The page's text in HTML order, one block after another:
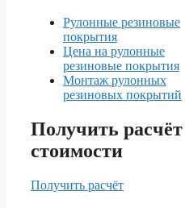
Рулонные резиновые
покрытия
Цена на рулонные
резиновые покрытия
Монтаж рулонных
резиновых покрытий
Получить расчёт
стоимости
Получить расчёт